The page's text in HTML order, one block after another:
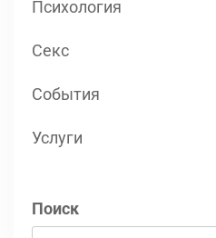
Психология
Секс
События
Услуги
Поиск